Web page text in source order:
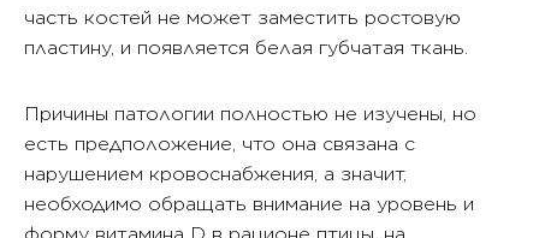
часть костей не может заместить ростовую
пластину, и появляется белая губчатая ткань.
Причины патологии полностью не изучены, но
есть предположение, что она связана с
нарушением кровоснабжения, а значит,
необходимо обращать внимание на уровень и